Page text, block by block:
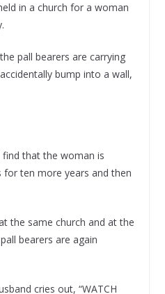
in a church for a woman
pall bearers are carrying
bump into a wall,
that the woman is
for ten more years and then
the same church and at the
bearers are again
cries out, “WATCH